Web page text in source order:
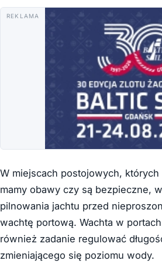
REKLAMA
W miejscach postojowych,
mamy obawy czy są bezpieczne,
pilnowania jachtu przed
wachtę portową. Wachta w
również zadanie regulować
zmieniającego się poziomu wody.